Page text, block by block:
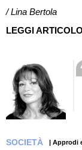
/ Lina Bertola
LEGGI ARTICOLO
SOCIETÀ | Approdi